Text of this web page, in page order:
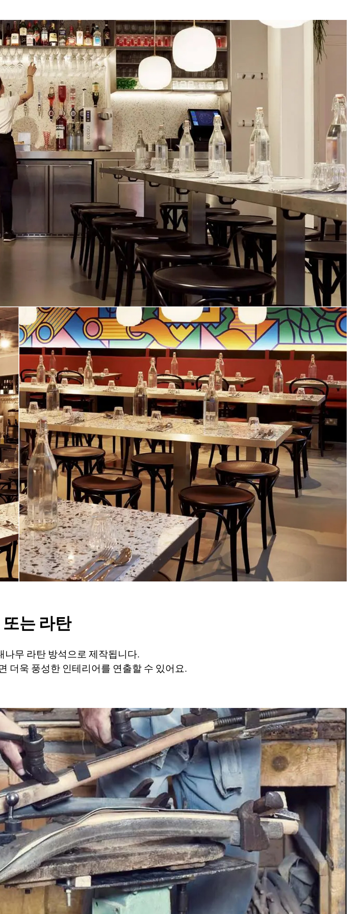
는 라탄
나무 라탄 방석으로 제작됩니다.
더욱 풍성한 인테리어를 연출할 수 있어요.